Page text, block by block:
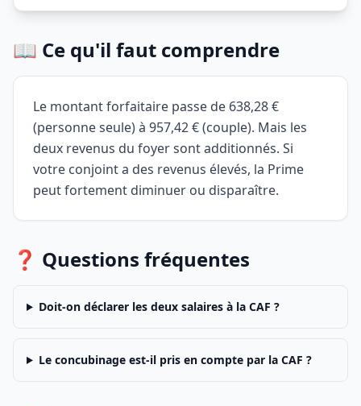
📖 Ce qu'il faut comprendre
Le montant forfaitaire passe de 638,28 €
(personne seule) à 957,42 € (couple). Mais les
deux revenus du foyer sont additionnés. Si
votre conjoint a des revenus élevés, la Prime
peut fortement diminuer ou disparaître.
❓ Questions fréquentes
Doit-on déclarer les deux salaires à la CAF ?
Le concubinage est-il pris en compte par la CAF ?